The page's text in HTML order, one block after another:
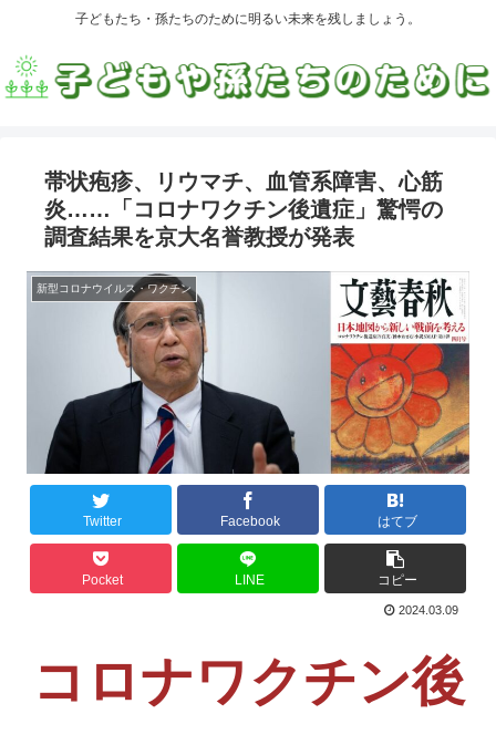
子どもたち・孫たちのために明るい未来を残しましょう。
帯状疱疹、リウマチ、血管系障害、心筋
炎……「コロナワクチン後遺症」驚愕の
調査結果を京大名誉教授が発表
新型コロナウイルス・ワクチン
Twitter Facebook はてブ
Pocket LINE コピー
2024.03.09
コロナワクチン後